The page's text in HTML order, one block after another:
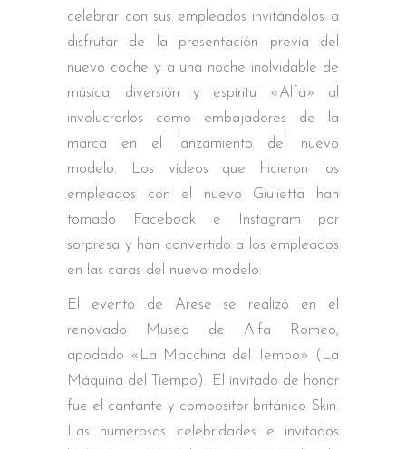
celebrar con sus empleados invitándolos a
disfrutar de la presentación previa del
nuevo coche y a una noche inolvidable de
música, diversión y espíritu «Alfa» al
involucrarlos como embajadores de la
marca en el lanzamiento del nuevo
modelo. Los vídeos que hicieron los
empleados con el nuevo Giulietta han
tomado Facebook e Instagram por
sorpresa y han convertido a los empleados
en las caras del nuevo modelo.
El evento de Arese se realizó en el
renovado Museo de Alfa Romeo,
apodado «La Macchina del Tempo» (La
Máquina del Tiempo). El invitado de honor
fue el cantante y compositor británico Skin.
Las numerosas celebridades e invitados